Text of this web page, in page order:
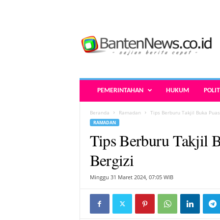
n
-
PEMERINTAHAN HUKUM
Beranda Ramadan Tips Berburu Takjil Buka
RAMADAN
Tips Berburu Takjil
Bergizi
Minggu 31 Maret 2024, 07:05 WIB